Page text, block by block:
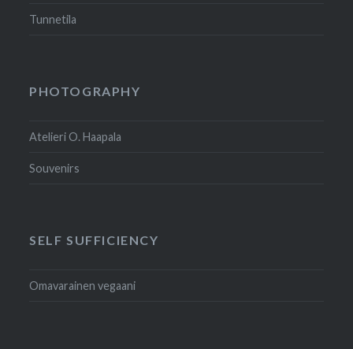
Tunnetila
PHOTOGRAPHY
Atelieri O. Haapala
Souvenirs
SELF SUFFICIENCY
Omavarainen vegaani